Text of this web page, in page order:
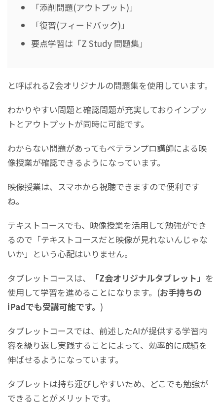
「添削問題(アウトプット)」
「復習(フィードバック)」
要点学習は「Z Study 問題集」
と呼ばれるZ会オリジナルの問題集を使用しています。
わかりやすい問題と確認問題が充実しておりインプッ
トとアウトプットが同時に可能です。
わからない問題があってもベテランプロ講師による映
像授業が確認できるようになっています。
映像授業は、スマホから視聴できますので便利です
ね。
テキストコースでも、映像授業を活用して勉強ができ
るので「テキストコースだと映像が見れないんじゃな
いか」という心配はいりません。
タブレットコースは、
「Z会オリジナルタブレット」 を
使用して学習を進めることになります。(お手持ちの
iPadでも受講可能です。 )
タブレットコースでは、前述したAIが提供する学習内
容を繰り返し実践することによって、効率的に成績を
伸ばせるようになっています。
タブレットは持ち運びしやすいため、どこでも勉強が
できることがメリットです。